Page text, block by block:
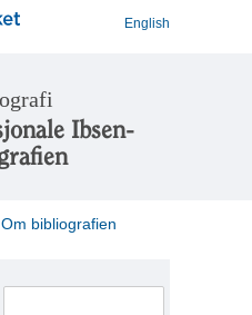
English
Ibsen-
Om bibliografien